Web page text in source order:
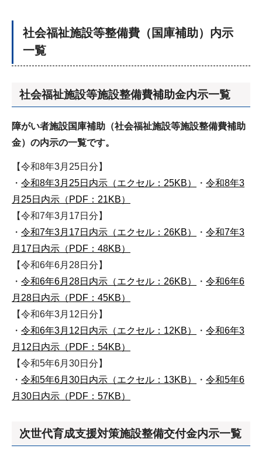
社会福祉施設等整備費（国庫補助）内示
一覧
社会福祉施設等施設整備費補助金内示一覧
障がい者施設国庫補助（社会福祉施設等施設整備費補助
金）の内示の一覧です。
【令和8年3月25日分】
・ 令和8年3月25日内示（エクセル：25KB） ・ 令和8年3
月25日内示（PDF：21KB）
【令和7年3月17日分】
・ 令和7年3月17日内示（エクセル：26KB） ・ 令和7年3
月17日内示（PDF：48KB）
【令和6年6月28日分】
・ 令和6年6月28日内示（エクセル：26KB） ・ 令和6年6
月28日内示（PDF：45KB）
【令和6年3月12日分】
・ 令和6年3月12日内示（エクセル：12KB） ・ 令和6年3
月12日内示（PDF：54KB）
【令和5年6月30日分】
・ 令和5年6月30日内示（エクセル：13KB） ・ 令和5年6
月30日内示（PDF：57KB）
次世代育成支援対策施設整備交付金内示一覧